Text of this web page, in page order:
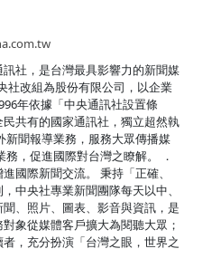
社，是台灣最具影響力的新聞媒
社改組為股份有限公司，以企業
年依據「中央通訊社設置條
共有的國家通訊社，獨立超然執
新聞報導業務，服務大眾傳播媒
，促進國際對台灣之瞭解。 ．
國際新聞交流。 秉持「正確、
中央社專業新聞團隊每天以中、
、照片、圖表、影音與資訊，是
象從媒體客戶擴大為閱聽大眾；
，充分扮演「台灣之眼，世界之